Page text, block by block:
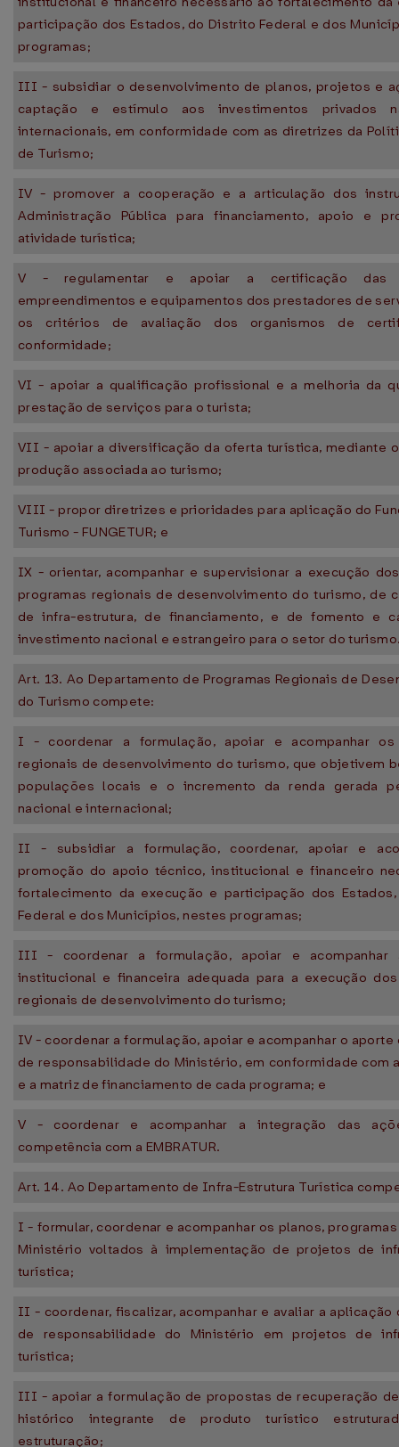
participação dos Estados, do Distrito Federal e dos
programas;
III - subsidiar o desenvolvimento de planos, projetos e
captação e estímulo aos investimentos privados
internacionais, em conformidade com as diretrizes da
de Turismo;
IV - promover a cooperação e a articulação dos
Administração Pública para financiamento, apoio e
atividade turística;
V - regulamentar e apoiar a certificação das
empreendimentos e equipamentos dos prestadores de
os critérios de avaliação dos organismos de
conformidade;
VI - apoiar a qualificação profissional e a melhoria da
prestação de serviços para o turista;
VII - apoiar a diversificação da oferta turística, mediante
produção associada ao turismo;
VIII - propor diretrizes e prioridades para aplicação do
Turismo - FUNGETUR; e
IX - orientar, acompanhar e supervisionar a execução
programas regionais de desenvolvimento do turismo, de
de infra-estrutura, de financiamento, e de fomento e
investimento nacional e estrangeiro para o setor do
Art. 13. Ao Departamento de Programas Regionais de
do Turismo compete:
I - coordenar a formulação, apoiar e acompanhar os
regionais de desenvolvimento do turismo, que objetivem
populações locais e o incremento da renda gerada
nacional e internacional;
II - subsidiar a formulação, coordenar, apoiar e
promoção do apoio técnico, institucional e financeiro
fortalecimento da execução e participação dos
Federal e dos Municípios, nestes programas;
III - coordenar a formulação, apoiar e acompanhar
institucional e financeira adequada para a execução
regionais de desenvolvimento do turismo;
IV - coordenar a formulação, apoiar e acompanhar o aporte
de responsabilidade do Ministério, em conformidade com
e a matriz de financiamento de cada programa; e
V - coordenar e acompanhar a integração das
competência com a EMBRATUR.
Art. 14. Ao Departamento de Infra-Estrutura Turística
I - formular, coordenar e acompanhar os planos,
Ministério voltados à implementação de projetos de
turística;
II - coordenar, fiscalizar, acompanhar e avaliar a aplicação
de responsabilidade do Ministério em projetos de
turística;
III - apoiar a formulação de propostas de recuperação
histórico integrante de produto turístico
estruturação;